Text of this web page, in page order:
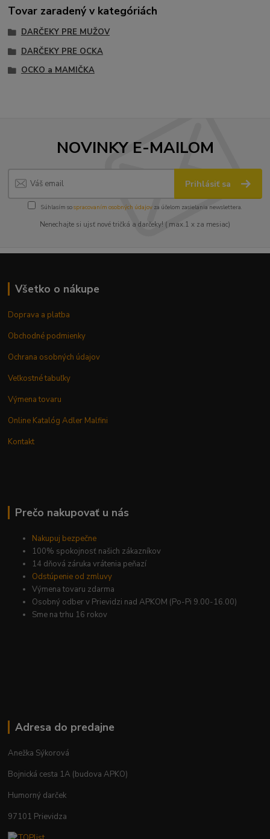
Tovar zaradený v kategóriách
DARČEKY PRE MUŽOV
DARČEKY PRE OCKA
OCKO a MAMIČKA
NOVINKY E-MAILOM
Prihlásiť sa
Súhlasím sospracovaním osobných údajov za účelom zasielania newslettera.
Nenechajte si ujsť nové tričká a darčeky! ( max.1 x za mesiac)
Všetko o nákupe
Doprava a platba
Obchodné podmienky
Ochrana osobných údajov
Veľkostné tabuľky
Výmena tovaru
Online Katalóg Adler Malfini
Kontakt
Prečo nakupovať u nás
Nakupuj bezpečne
100% spokojnosť našich zákazníkov
14 dňová záruka vrátenia peňazí
Odstúpenie od zmluvy
Výmena tovaru zdarma
Osobný odber v Prievidzi nad APKOM (Po-Pi 9.00-16.00)
Sme na trhu 16 rokov
Adresa do predajne
Anežka Sýkorová
Bojnická cesta 1A (budova APKO)
Humorný darček
97101 Prievidza